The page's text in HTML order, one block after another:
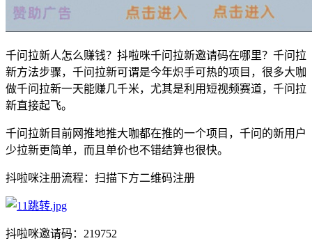
千问拉新人怎么赚钱？抖啦咪千问拉新邀请码在哪里？千问拉
新方法步骤，千问拉新可谓是今年炽手可热的项目，很多大咖
做千问拉新一天能赚几千米，尤其是利用短视频赛道，千问拉
新直接起飞。
千问拉新目前网推地推大咖都在推的一个项目，千问的新用户
少拉新更简单，而且单价也不错结算也很快。
抖啦咪注册流程：扫描下方二维码注册
抖啦咪邀请码：219752